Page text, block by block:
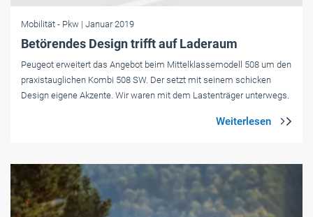
Mobilität - Pkw | Januar 2019
Betörendes Design trifft auf Laderaum
Peugeot erweitert das Angebot beim Mittelklassemodell 508 um den
praxistauglichen Kombi 508 SW. Der setzt mit seinem schicken
Design eigene Akzente. Wir waren mit dem Lastenträger unterwegs.